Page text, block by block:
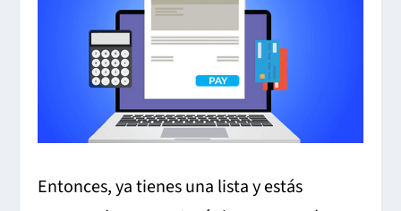
Entonces, ya tienes una lista y estás